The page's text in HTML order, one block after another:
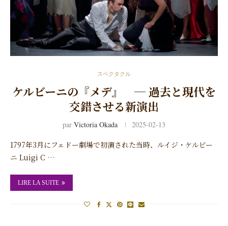
スペクタクル
ケルビーニの『メデ』 ─ 過去と現代を
交錯させる新演出
par Victoria Okada 2025-02-13
1797年3月にフェドー劇場で初演された当時、ルイジ・ケルビー
ニ Luigi C …
LIRE LA SUITE